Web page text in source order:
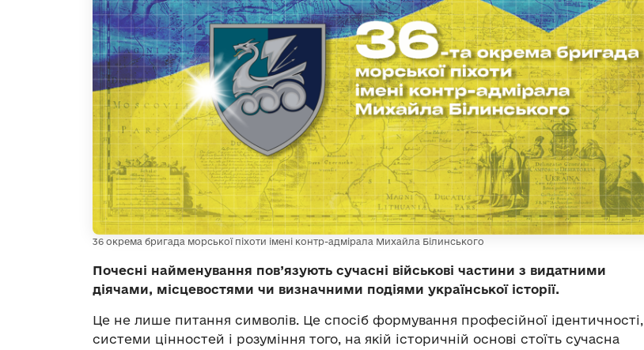
36 окрема бригада морської піхоти імені контр-адмірала Михайла Білинського
Почесні найменування пов’язують сучасні військові частини з видатними
діячами, місцевостями чи визначними подіями української історії.
Це не лише питання символів. Це спосіб формування професійної ідентичності,
системи цінностей і розуміння того, на якій історичній основі стоїть сучасна